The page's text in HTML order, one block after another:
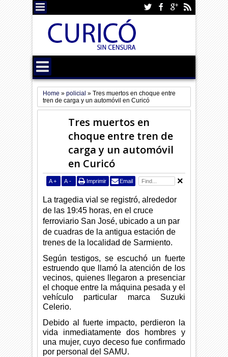
Home »policial »Tres muertos en choque entre
tren de carga y un automóvil en Curicó
Tres muertos en
choque entre tren de
carga y un automóvil
en Curicó
A + A - Imprimir Email
La tragedia vial se registró, alrededor
de las 19:45 horas, en el cruce
ferroviario San José, ubicado a un par
de cuadras de la antigua estación de
trenes de la localidad de Sarmiento.
Según testigos, se escuchó un fuerte
estruendo que llamó la atención de los
vecinos, quienes llegaron a presenciar
el choque entre la máquina pesada y el
vehículo particular marca Suzuki
Celerio.
Debido al fuerte impacto, perdieron la
vida inmediatamente dos hombres y
una mujer, cuyo deceso fue confirmado
por personal del SAMU.